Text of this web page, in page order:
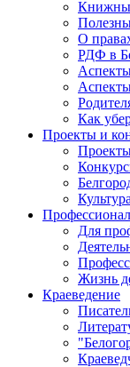
О
РДФ в
Как
Проекты и
Для
Жизнь
Краеведение